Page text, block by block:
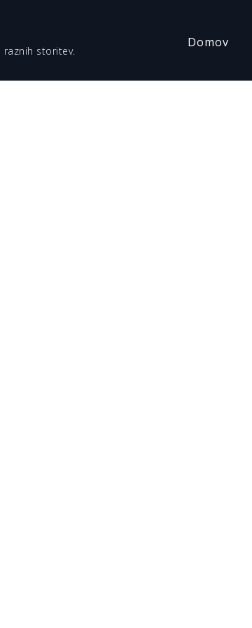
storitev.
Domov